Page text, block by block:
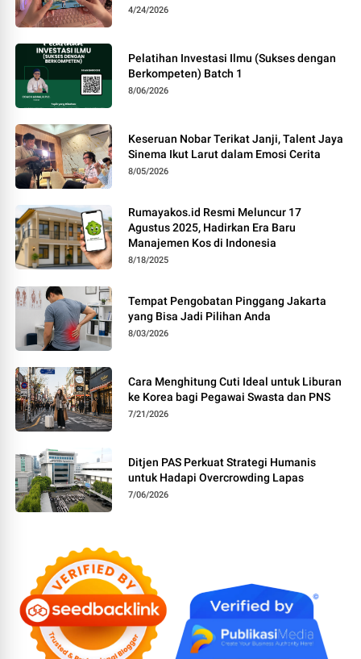
4/24/2026
Pelatihan Investasi Ilmu (Sukses dengan
Berkompeten) Batch 1
8/06/2026
Keseruan Nobar Terikat Janji, Talent Jaya
Sinema Ikut Larut dalam Emosi Cerita
8/05/2026
Rumayakos.id Resmi Meluncur 17
Agustus 2025, Hadirkan Era Baru
Manajemen Kos di Indonesia
8/18/2025
Tempat Pengobatan Pinggang Jakarta
yang Bisa Jadi Pilihan Anda
8/03/2026
Cara Menghitung Cuti Ideal untuk Liburan
ke Korea bagi Pegawai Swasta dan PNS
7/21/2026
Ditjen PAS Perkuat Strategi Humanis
untuk Hadapi Overcrowding Lapas
7/06/2026